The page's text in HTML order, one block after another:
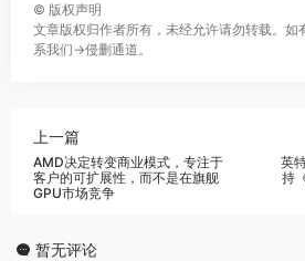
© 版权声明
文章版权归作者所有，未经允许请勿转载。如
系我们→侵删通道。
上一篇
AMD决定转变商业模式，专注于
客户的可扩展性，而不是在旗舰
GPU市场竞争
英
持
暂无评论